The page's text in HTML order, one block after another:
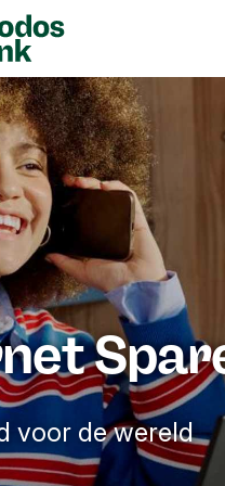
Aanvragen
voor de wereld